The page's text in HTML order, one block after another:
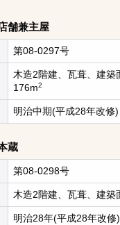
舗兼主屋
第08-0297号
木造2階建、瓦葺、建築
176m2
明治中期(平成28年改修)
蔵
第08-0298号
木造2階建、瓦葺、建築
明治28年(平成28年改修)